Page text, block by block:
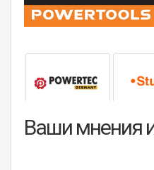
Ваши мнения